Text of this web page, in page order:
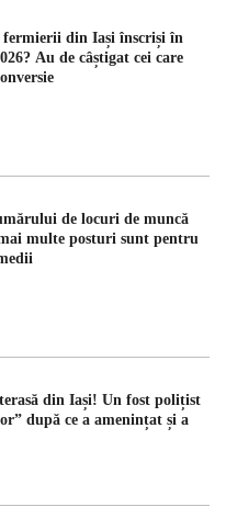
fermierii din Iași înscriși în
Au de câștigat cei care
de locuri de muncă
multe posturi sunt pentru
din Iași! Un fost polițist
după ce a amenințat și a